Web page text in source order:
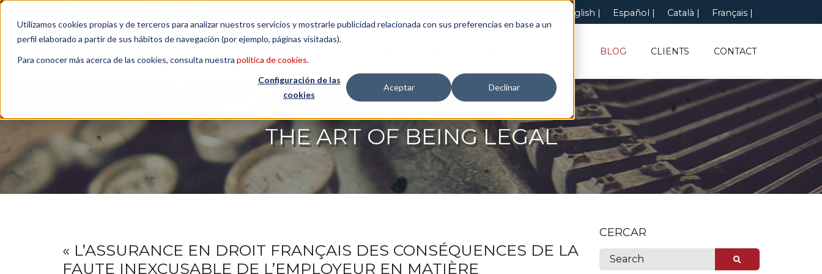
Utilizamos cookies propias y de terceros para analizar nuestros servicios y mostrarle publicidad relacionada con sus preferencias en base a un
perfil elaborado a partir de sus hábitos de navegación (por ejemplo, páginas visitadas).
Para conocer más acerca de las cookies, consulta nuestra política de cookies.
Configuración de las
cookies
Aceptar Declinar
Español Català
English Français
BLOG CLIENTS CONTACT
THE ART OF BEING LEGAL
« L’ASSURANCE EN DROIT FRANÇAIS DES CONSÉQUENCES DE LA
FAUTE INEXCUSABLE DE L’EMPLOYEUR EN MATIÈRE
CERCAR